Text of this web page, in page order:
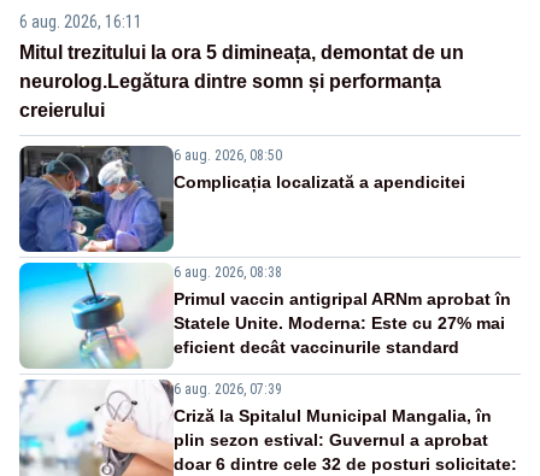
6 aug. 2026, 16:11
Mitul trezitului la ora 5 dimineața, demontat de un
neurolog.Legătura dintre somn și performanța
creierului
6 aug. 2026, 08:50
Complicația localizată a apendicitei
6 aug. 2026, 08:38
Primul vaccin antigripal ARNm aprobat în
Statele Unite. Moderna: Este cu 27% mai
eficient decât vaccinurile standard
6 aug. 2026, 07:39
Criză la Spitalul Municipal Mangalia, în
plin sezon estival: Guvernul a aprobat
doar 6 dintre cele 32 de posturi solicitate: